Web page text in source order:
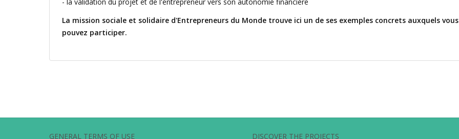
La mission sociale et solidaire d'Entrepreneurs du Monde trouve ici un de ses exemples concrets auxquels vous
pouvez participer.
GENERAL TERMS OF USE DISCOVER THE PROJECTS